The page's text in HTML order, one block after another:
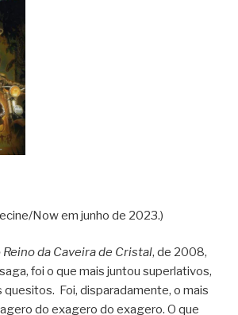
of 5.0 stars
Now em junho de 2023.)
Reino da Caveira de Cristal, de 2008,
foi o que mais juntou superlativos,
quesitos. Foi, disparadamente, o mais
do exagero do exagero. O que